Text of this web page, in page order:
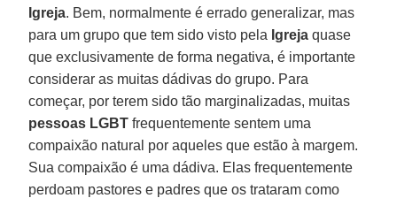
Igreja. Bem, normalmente é errado generalizar, mas
para um grupo que tem sido visto pela Igreja quase
que exclusivamente de forma negativa, é importante
considerar as muitas dádivas do grupo. Para
começar, por terem sido tão marginalizadas, muitas
pessoas LGBT frequentemente sentem uma
compaixão natural por aqueles que estão à margem.
Sua compaixão é uma dádiva. Elas frequentemente
perdoam pastores e padres que os trataram como